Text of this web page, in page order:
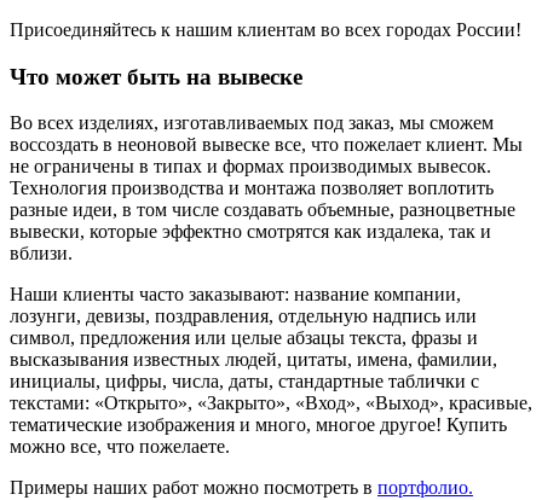
Присоединяйтесь к нашим клиентам во всех городах России!
Что может быть на вывеске
Во всех изделиях, изготавливаемых под заказ, мы сможем
воссоздать в неоновой вывеске все, что пожелает клиент. Мы
не ограничены в типах и формах производимых вывесок.
Технология производства и монтажа позволяет воплотить
разные идеи, в том числе создавать объемные, разноцветные
вывески, которые эффектно смотрятся как издалека, так и
вблизи.
Наши клиенты часто заказывают: название компании,
лозунги, девизы, поздравления, отдельную надпись или
символ, предложения или целые абзацы текста, фразы и
высказывания известных людей, цитаты, имена, фамилии,
инициалы, цифры, числа, даты, стандартные таблички с
текстами: «Открыто», «Закрыто», «Вход», «Выход», красивые,
тематические изображения и много, многое другое! Купить
можно все, что пожелаете.
Примеры наших работ можно посмотреть в портфолио.